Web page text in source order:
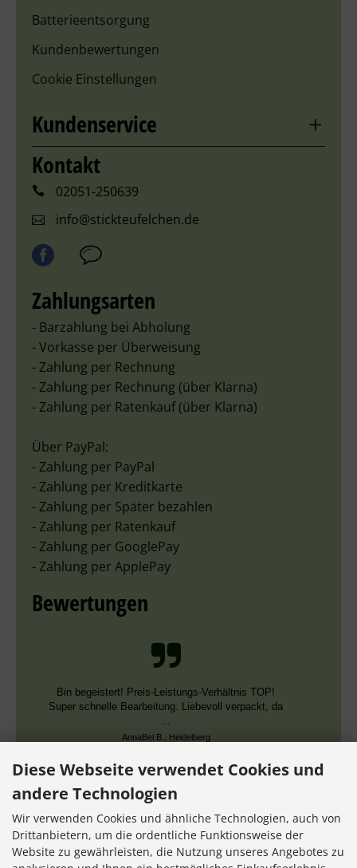
Batterieentsorgung
Kundenbewertungen
Cookie Einstellungen
Kundenservice
Kontakt
02051-250639
info@stickteufelchen.de
Zahlungsarten
- Barzahlung bei Abholung
- Vorkasse per Überweisung
- Zahlung per Rechnung
- Zahlung per Rechnung (über Klarna)
- Zahlung per Ratenkauf (über Klarna)
Über PayPal:
- Zahlung per PayPal
- Zahlung per Kreditkarte
- Zahlung per Später bezahlen
- Zahlung per Ratenkauf
- Zahlung per GooglePay
- Zahlung per ApplePay
Bewertungen
Schnelle Bearbeitung, nur leider falsche Farben,
die aber dieselben DMC Nummern trugen.
Datum der Kauferfahrung: 13.07.2026
7,356 Bewertungen
Diese Webseite verwendet Cookies und
andere Technologien
Wir verwenden Cookies und ähnliche Technologien, auch von
Drittanbietern, um die ordentliche Funktionsweise der
Website zu gewährleisten, die Nutzung unseres Angebotes zu